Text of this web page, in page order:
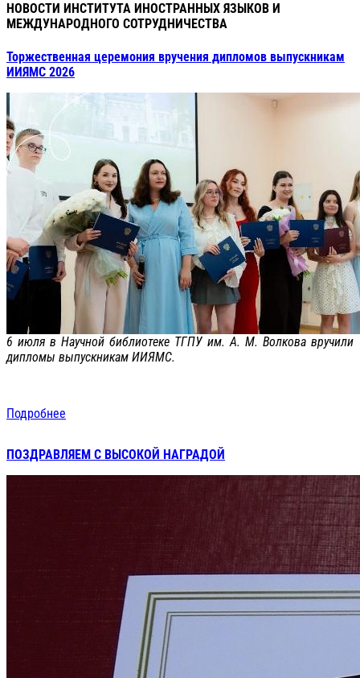
НОВОСТИ ИНСТИТУТА ИНОСТРАННЫХ ЯЗЫКОВ И
МЕЖДУНАРОДНОГО СОТРУДНИЧЕСТВА
Торжественная церемония вручения дипломов выпускникам
ИИЯМС 2026
6 июля в Научной библиотеке ТГПУ им. А. М. Волкова вручили
дипломы выпускникам ИИЯМС.
Подробнее
ПОЗДРАВЛЯЕМ С ВЫСОКОЙ НАГРАДОЙ